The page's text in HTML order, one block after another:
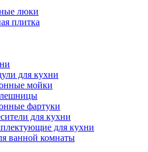
люки
плитка
для кухни
мойки
фартуки
для кухни
для кухни
ванной комнаты